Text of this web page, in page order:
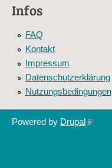
Infos
FAQ
Kontakt
Impressum
Datenschutzerklärung
Nutzungsbedingungen
Powered by Drupal(link